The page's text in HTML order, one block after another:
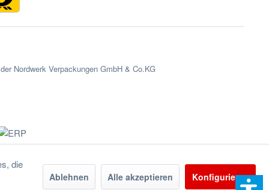
Nordwerk Verpackungen GmbH & Co.KG
die
Ablehnen Alle akzeptieren Konfigurieren